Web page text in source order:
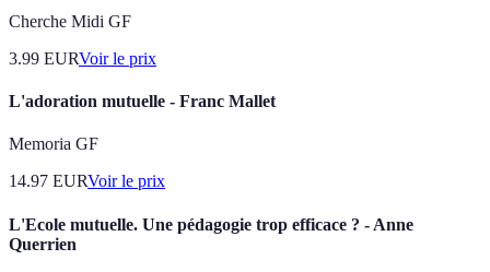
Cherche Midi GF
3.99 EURVoir le prix
L'adoration mutuelle - Franc Mallet
Memoria GF
14.97 EURVoir le prix
L'Ecole mutuelle. Une pédagogie trop efficace ? - Anne
Querrien